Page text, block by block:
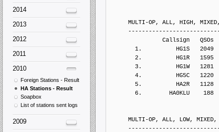
MULTI-OP, ALL, HIGH, MIXED,
Callsign   QSOs  Points
1.          HG1S   2049
2.          HG1R   1595
3.          HG1W   1281
4.          HG5C   1220
5.          HA2R   1128
6.        HA0KLU    188
MULTI-OP, ALL, LOW, MIXED,
2014
2013
2012
2011
2010
Foreign Stations - Result
HA Stations - Result
Soapbox
List of stations sent logs
2009